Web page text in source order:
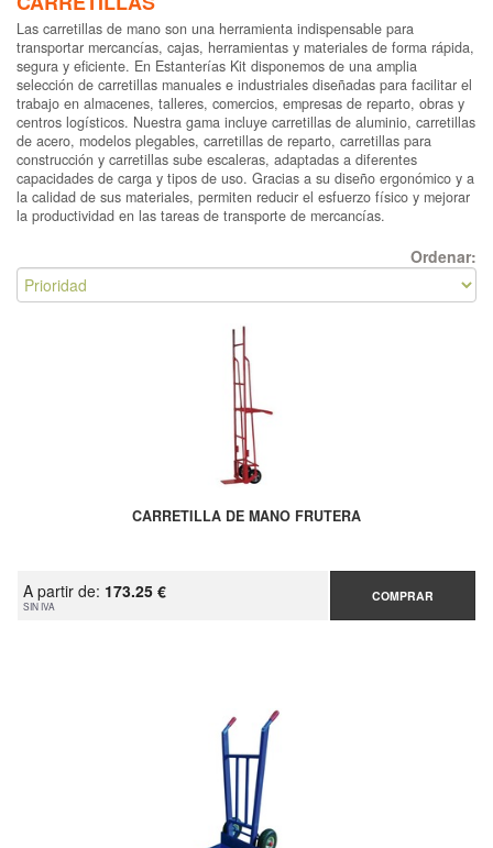
Las carretillas de mano son una herramienta indispensable para
transportar mercancías, cajas, herramientas y materiales de forma rápida,
segura y eficiente. En Estanterías Kit disponemos de una amplia
selección de carretillas manuales e industriales diseñadas para facilitar el
trabajo en almacenes, talleres, comercios, empresas de reparto, obras y
centros logísticos. Nuestra gama incluye carretillas de aluminio, carretillas
de acero, modelos plegables, carretillas de reparto, carretillas para
construcción y carretillas sube escaleras, adaptadas a diferentes
capacidades de carga y tipos de uso. Gracias a su diseño ergonómico y a
la calidad de sus materiales, permiten reducir el esfuerzo físico y mejorar
la productividad en las tareas de transporte de mercancías.
Ordenar:
CARRETILLA DE MANO FRUTERA
A partir de: 173.25 €
SIN IVA
COMPRAR